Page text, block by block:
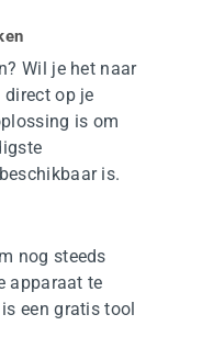
Wil je het naar
direct op je
is om
is.
nog steeds
apparaat te
een gratis tool